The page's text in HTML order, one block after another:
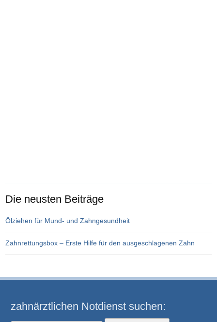
Die neusten Beiträge
Ölziehen für Mund- und Zahngesundheit
Zahnrettungsbox – Erste Hilfe für den ausgeschlagenen Zahn
zahnärztlichen Notdienst suchen: